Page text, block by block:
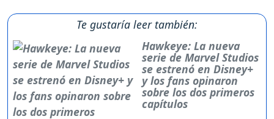
Te gustaría leer también:
Hawkeye: La nueva
serie de Marvel Studios
se estrenó en Disney+
y los fans opinaron
sobre los dos primeros
capítulos